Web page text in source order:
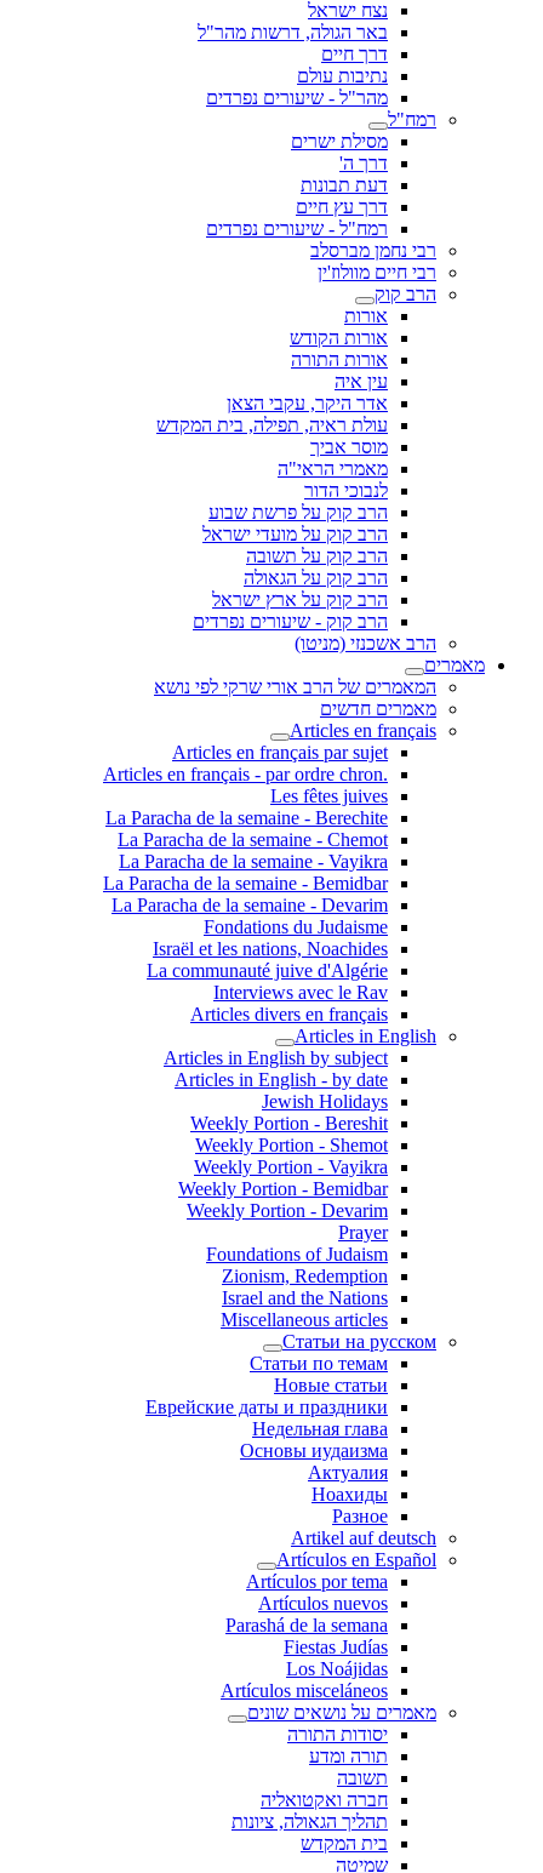
נצח ישראל
באר הגולה, דרשות מהר"ל
דרך חיים
נתיבות עולם
מהר"ל - שיעורים נפרדים
רמח"ל
מסילת ישרים
דרך ה'
דעת תבונות
דרך עץ חיים
רמח"ל - שיעורים נפרדים
רבי נחמן מברסלב
רבי חיים מוולוז'ין
הרב קוק
אורות
אורות הקודש
אורות התורה
עין איה
אדר היקר, עקבי הצאן
עולת ראיה, תפילה, בית המקדש
מוסר אביך
מאמרי הראי"ה
לנבוכי הדור
הרב קוק על פרשת שבוע
הרב קוק על מועדי ישראל
הרב קוק על תשובה
הרב קוק על הגאולה
הרב קוק על ארץ ישראל
הרב קוק - שיעורים נפרדים
הרב אשכנזי (מניטו)
מאמרים
המאמרים של הרב אורי שרקי לפי נושא
מאמרים חדשים
Articles en français
Articles en français par sujet
.Articles en français - par ordre chron
Les fêtes juives
La Paracha de la semaine - Berechite
La Paracha de la semaine - Chemot
La Paracha de la semaine - Vayikra
La Paracha de la semaine - Bemidbar
La Paracha de la semaine - Devarim
Fondations du Judaisme
Israël et les nations, Noachides
La communauté juive d'Algérie
Interviews avec le Rav
Articles divers en français
Articles in English
Articles in English by subject
Articles in English - by date
Jewish Holidays
Weekly Portion - Bereshit
Weekly Portion - Shemot
Weekly Portion - Vayikra
Weekly Portion - Bemidbar
Weekly Portion - Devarim
Prayer
Foundations of Judaism
Zionism, Redemption
Israel and the Nations
Miscellaneous articles
Статьи на русском
Статьи по темам
Новые статьи
Еврейские даты и праздники
Недельная глава
Основы иудаизма
Актуалия
Ноахиды
Разное
Artikel auf deutsch
Artículos en Español
Artículos por tema
Artículos nuevos
Parashá de la semana
Fiestas Judías
Los Noájidas
Artículos misceláneos
מאמרים על נושאים שונים
יסודות התורה
תורה ומדע
תשובה
חברה ואקטואליה
תהליך הגאולה, ציונות
בית המקדש
שמיטה